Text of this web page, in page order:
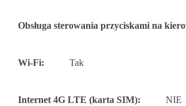
Obsługa sterowania przyciskami na
Wi-Fi: Tak
Internet 4G LTE (karta SIM): NIE